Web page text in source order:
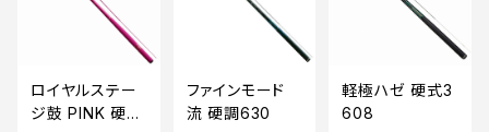
ロイヤルステー
ジ鼓 PINK 硬調
ファインモード
流 硬調630
軽極ハゼ 硬式3
608